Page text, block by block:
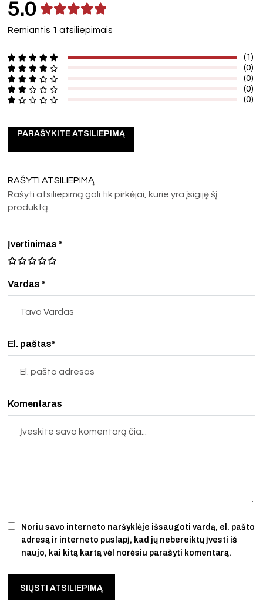
5.0
Remiantis 1 atsiliepimais
(1)
(0)
(0)
(0)
(0)
PARAŠYKITE ATSILIEPIMĄ
RAŠYTI ATSILIEPIMĄ
Rašyti atsiliepimą gali tik pirkėjai, kurie yra įsigiję šį
produktą.
Vardas *
El. paštas*
Noriu savo interneto naršyklėje išsaugoti vardą, el. pašto
adresą ir interneto puslapį, kad jų nebereiktų įvesti iš
naujo, kai kitą kartą vėl norėsiu parašyti komentarą.
Įvertinimas*
Komentaras